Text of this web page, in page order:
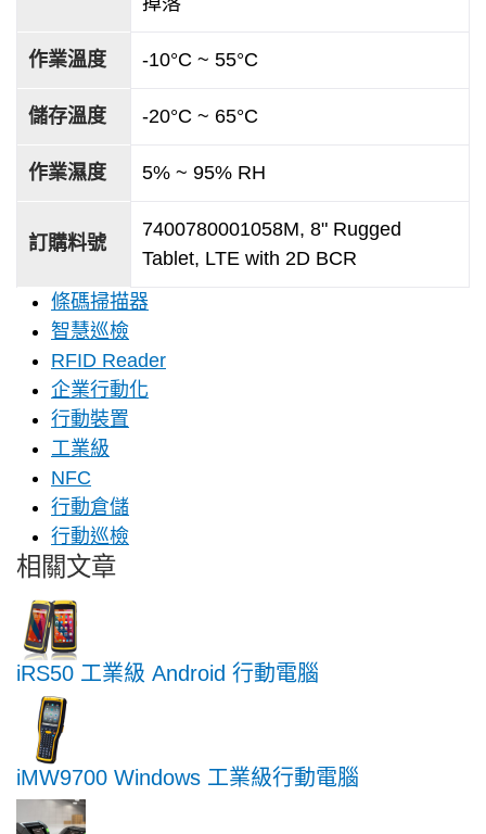
作業溫度 -10°C ~ 55°C
儲存溫度 -20°C ~ 65°C
作業濕度 5% ~ 95% RH
訂購料號
7400780001058M, 8" Rugged
Tablet, LTE with 2D BCR
條碼掃描器
智慧巡檢
RFID Reader
企業行動化
行動裝置
工業級
NFC
行動倉儲
行動巡檢
相關文章
iRS50 工業級 Android 行動電腦
iMW9700 Windows 工業級行動電腦